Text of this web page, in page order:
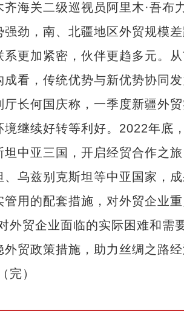
关二级巡视员阿里木·吾布
强劲，南、北疆地区外贸规模
系更加紧密，伙伴更趋多元。
看，传统优势与新优势协同
何国庆称，一季度新疆外贸
境继续好转等利好。2022年底
坦中亚三国，开启经贸合作之
乌兹别克斯坦等中亚国家，
用的配套措施，对外贸企业
贸企业面临的实际困难和需
外贸政策措施，助力丝绸之路
完）